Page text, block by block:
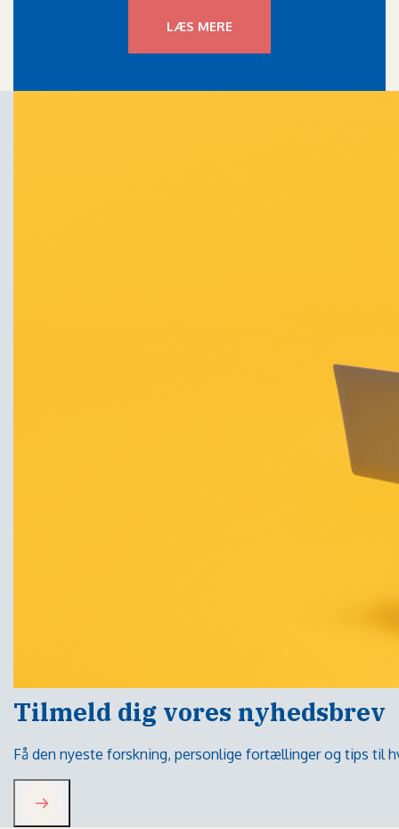
LÆS MERE
Tilmeld dig vores nyhedsbrev
Få den nyeste forskning, personlige fortællinger og tips til